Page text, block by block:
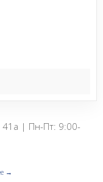
41а | Пн-Пт: 9:00-
→